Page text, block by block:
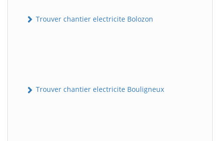
Trouver chantier electricite Bolozon
Trouver chantier electricite Bouligneux